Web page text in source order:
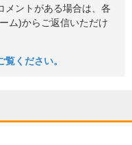
メントがある場合は、各
ム)からご返信いただけ
ください。